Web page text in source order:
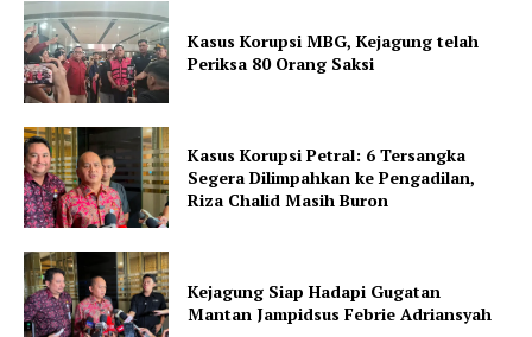
Kasus Korupsi MBG, Kejagung telah
Periksa 80 Orang Saksi
Kasus Korupsi Petral: 6 Tersangka
Segera Dilimpahkan ke Pengadilan,
Riza Chalid Masih Buron
Kejagung Siap Hadapi Gugatan
Mantan Jampidsus Febrie Adriansyah